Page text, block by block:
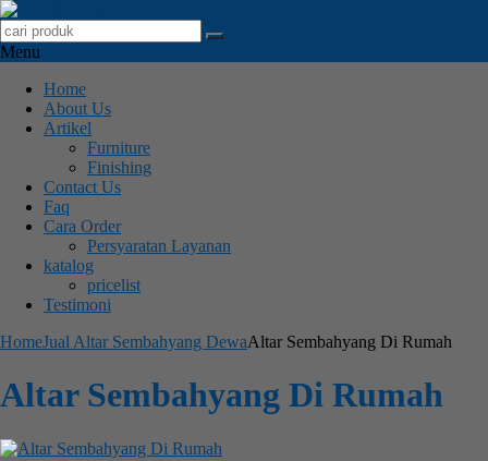
Menu
Home
About Us
Artikel
Furniture
Finishing
Contact Us
Faq
Cara Order
Persyaratan Layanan
katalog
pricelist
Testimoni
HomeJual Altar Sembahyang DewaAltar Sembahyang Di Rumah
Altar Sembahyang Di Rumah